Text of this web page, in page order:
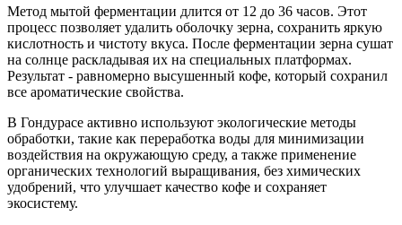
Метод мытой ферментации длится от 12 до 36 часов. Этот
процесс позволяет удалить оболочку зерна, сохранить яркую
кислотность и чистоту вкуса. После ферментации зерна сушат
на солнце раскладывая их на специальных платформах.
Результат - равномерно высушенный кофе, который сохранил
все ароматические свойства.
В Гондурасе активно используют экологические методы
обработки, такие как переработка воды для минимизации
воздействия на окружающую среду, а также применение
органических технологий выращивания, без химических
удобрений, что улучшает качество кофе и сохраняет
экосистему.